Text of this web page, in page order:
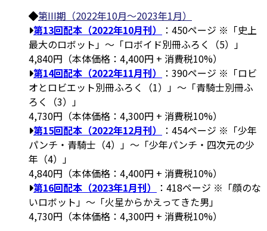
第III期（2022年10月～2023年1月）
第13回配本（2022年10月刊）
：450ページ ※「史上
最大のロボット」～「ロボイド別冊ふろく（5）」
4,840円（本体価格：4,400円 + 消費税10%）
第14回配本（2022年11月刊）
：390ページ ※「ロビ
オとロビエット別冊ふろく（1）」～「青騎士別冊ふ
ろく（3）」
4,730円（本体価格：4,300円 + 消費税10%）
第15回配本（2022年12月刊）
：454ページ ※「少年
パンチ・青騎士（4）」～「少年パンチ・四次元の少
年（4）」
4,840円（本体価格：4,400円 + 消費税10%）
第16回配本（2023年1月刊）
：418ページ ※「顔のな
いロボット」～「火星からかえってきた男」
4,730円（本体価格：4,300円 + 消費税10%）